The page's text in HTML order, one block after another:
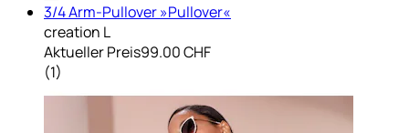
3/4 Arm-Pullover »Pullover«
creation L
Aktueller Preis99.00 CHF
(1)